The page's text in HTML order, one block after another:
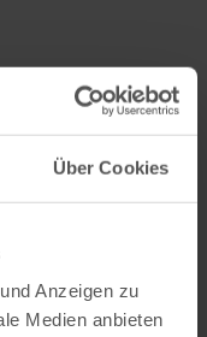
Über Cookies
Anzeigen zu
Medien anbieten